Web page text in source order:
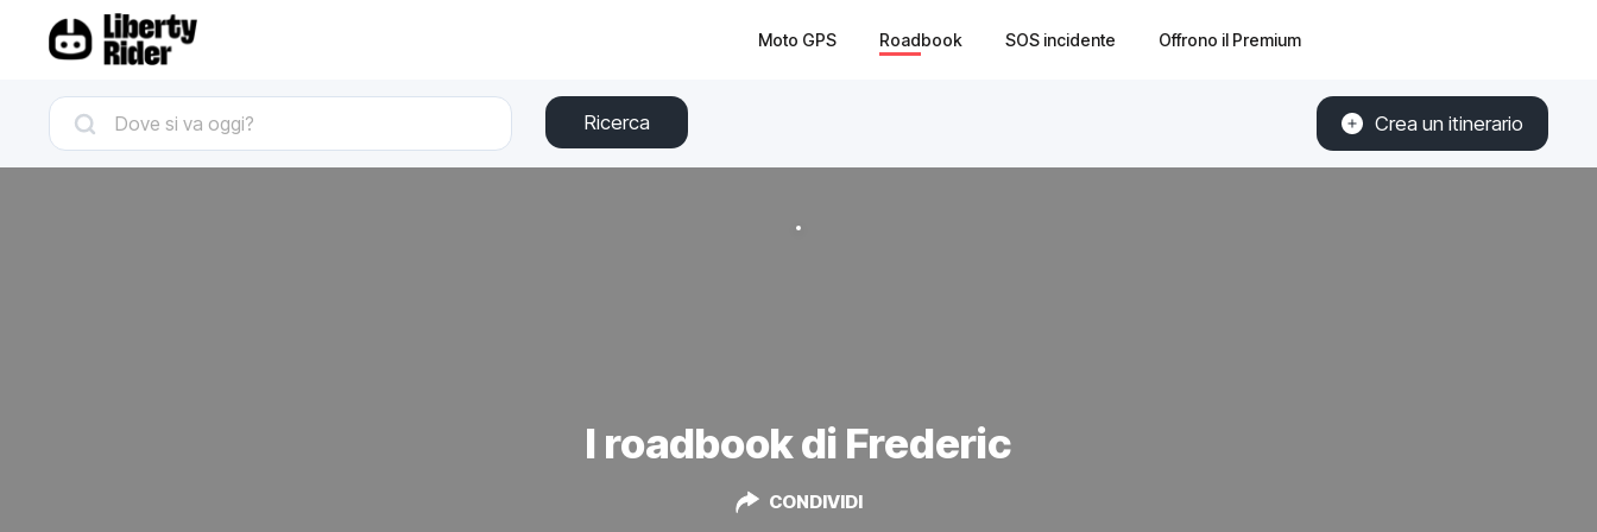
Moto GPS Roadbook SOS incidente Offrono il Premium
Ricerca Crea un itinerario
I roadbook di Frederic
CONDIVIDI